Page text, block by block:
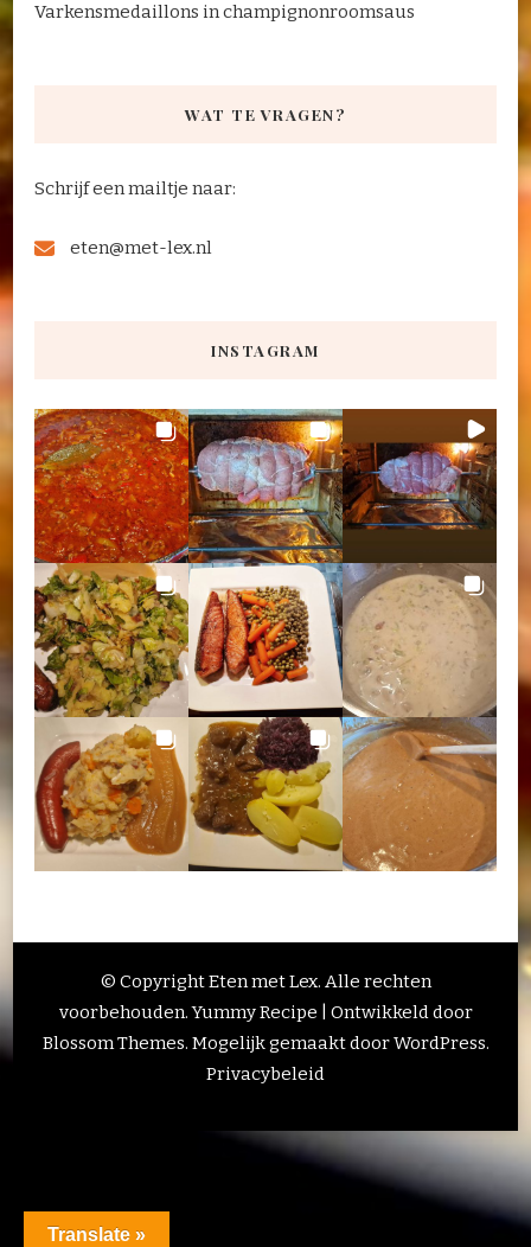
Varkensmedaillons in champignonroomsaus
WAT TE VRAGEN?
Schrijf een mailtje naar:
eten@met-lex.nl
INSTAGRAM
© Copyright Eten met Lex. Alle rechten
voorbehouden.Yummy Recipe | Ontwikkeld door
Blossom Themes. Mogelijk gemaakt doorWordPress.
Privacybeleid
Translate »